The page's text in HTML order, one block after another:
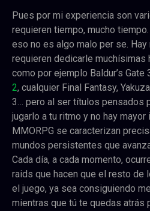
Pues por mi experiencia son
requieren tiempo, mucho
eso no es algo malo per se.
requieren dedicarle muchísimas
como por ejemplo Baldur’s Gate
2, cualquier Final Fantasy,
3… pero al ser títulos pensados
jugarlo a tu ritmo y no hay
MMORPG se caracterizan
mundos persistentes que
Cada día, a cada momento,
raids que hacen que el resto de
el juego, ya sea consiguiendo
mientras que tú te quedas atrás